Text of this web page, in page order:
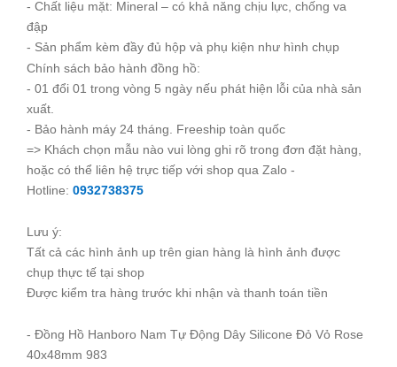
- Chất liệu mặt: Mineral – có khả năng chịu lực, chống va
đập
- Sản phẩm kèm đầy đủ hộp và phụ kiện như hình chụp
Chính sách bảo hành đồng hồ:
- 01 đổi 01 trong vòng 5 ngày nếu phát hiện lỗi của nhà sản
xuất.
- Bảo hành máy 24 tháng. Freeship toàn quốc
=> Khách chọn mẫu nào vui lòng ghi rõ trong đơn đặt hàng,
hoặc có thể liên hệ trực tiếp với shop qua Zalo -
Hotline: 0932738375
Lưu ý:
Tất cả các hình ảnh up trên gian hàng là hình ảnh được
chụp thực tế tại shop
Được kiểm tra hàng trước khi nhận và thanh toán tiền
- Đồng Hồ Hanboro Nam Tự Động Dây Silicone Đỏ Vỏ Rose
40x48mm 983